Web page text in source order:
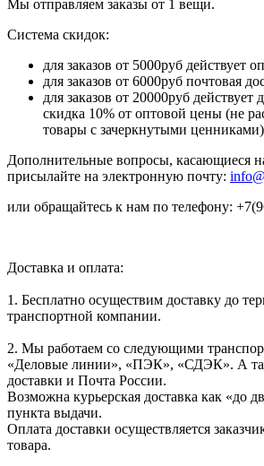
Мы отправляем заказы от 1 вещи.
Система скидок:
для заказов от 5000руб действует
для заказов от 6000руб почтовая
для заказов от 20000руб действует
скидка 10% от оптовой цены (не
товары с зачеркнутыми ценниками)
Дополнительные вопросы, касающиеся
присылайте на электронную почту:
или обращайтесь к нам по телефону:
Доставка и оплата:
1. Бесплатно осуществим доставку до
транспортной компании.
2. Мы работаем со следующими
«Деловые линии», «ПЭК», «СДЭК». А
доставки и Почта России.
Возможна курьерская доставка как «до
пункта выдачи.
Оплата доставки осуществляется
товара.